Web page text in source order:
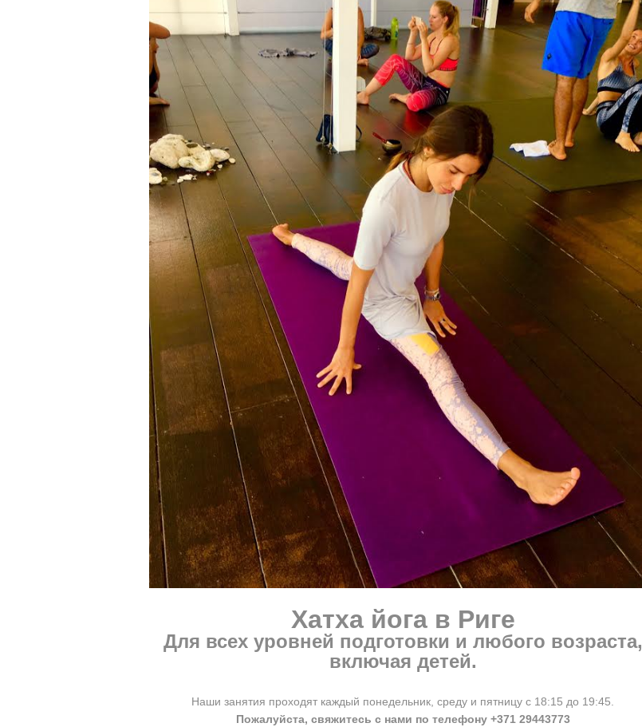
Хатха йога в Риге
Для всех уровней подготовки и любого возраста,
включая детей.
Наши занятия проходят каждый понедельник, среду и пятницу с 18:15 до 19:45.
Пожалуйста, свяжитесь с нами по телефону +371 29443773